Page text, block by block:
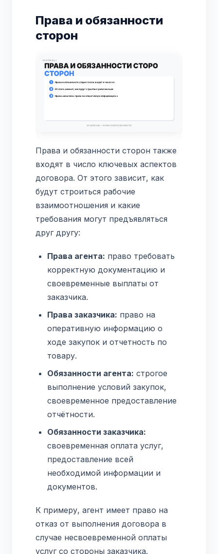
Права и обязанности
сторон
Права и обязанности сторон также
входят в число ключевых аспектов
договора. От этого зависит, как
будут строиться рабочие
взаимоотношения и какие
требования могут предъявляться
друг другу:
Права агента: право требовать
корректную документацию и
своевременные выплаты от
заказчика.
Права заказчика: право на
оперативную информацию о
ходе закупок и отчетность по
товару.
Обязанности агента: строгое
выполнение условий закупок,
своевременное предоставление
отчётности.
Обязанности заказчика:
своевременная оплата услуг,
предоставление всей
необходимой информации и
документов.
К примеру, агент имеет право на
отказ от выполнения договора в
случае несвоевременной оплаты
услуг со стороны заказчика.